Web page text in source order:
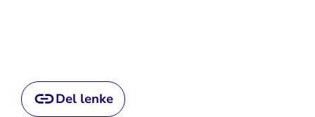
Del lenke